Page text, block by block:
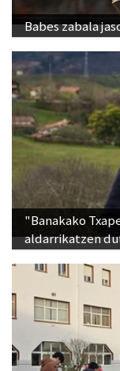
"Banakako
aldarrikatzen